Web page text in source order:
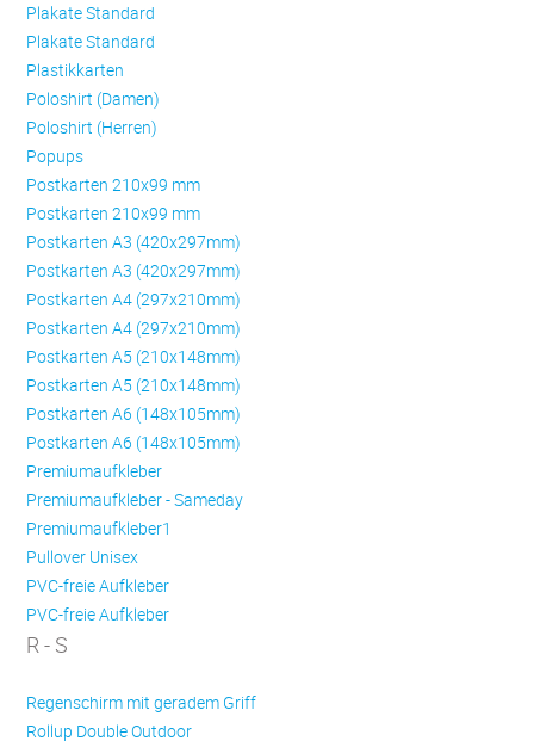
Plakate Standard
Plakate Standard
Plastikkarten
Poloshirt (Damen)
Poloshirt (Herren)
Popups
Postkarten 210x99 mm
Postkarten 210x99 mm
Postkarten A3 (420x297mm)
Postkarten A3 (420x297mm)
Postkarten A4 (297x210mm)
Postkarten A4 (297x210mm)
Postkarten A5 (210x148mm)
Postkarten A5 (210x148mm)
Postkarten A6 (148x105mm)
Postkarten A6 (148x105mm)
Premiumaufkleber
Premiumaufkleber - Sameday
Premiumaufkleber1
Pullover Unisex
PVC-freie Aufkleber
PVC-freie Aufkleber
R - S
Regenschirm mit geradem Griff
Rollup Double Outdoor